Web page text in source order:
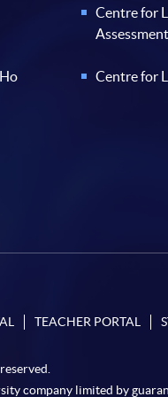
Centre for
Assessment
Centre for
TEACHER PORTAL
company limited by